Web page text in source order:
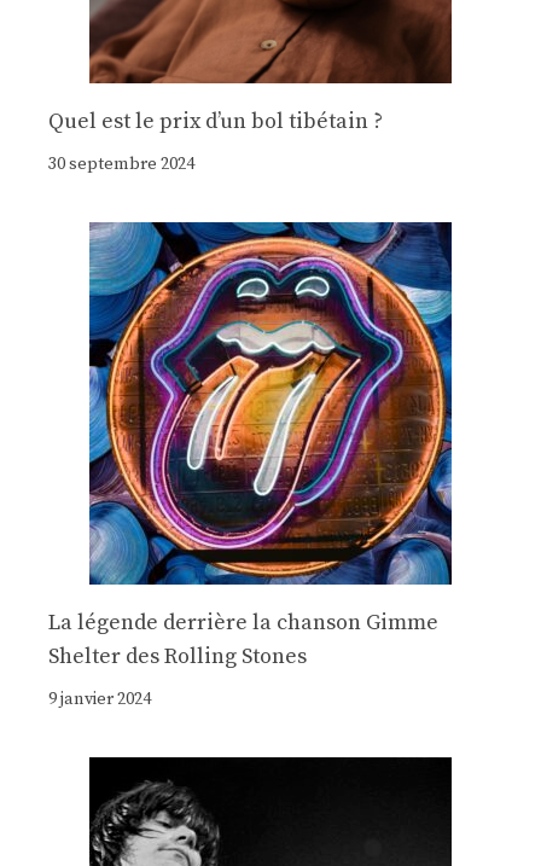
Quel est le prix d’un bol tibétain ?
30 septembre 2024
La légende derrière la chanson Gimme
Shelter des Rolling Stones
9 janvier 2024